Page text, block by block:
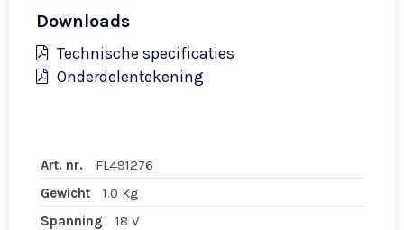
Downloads
Technische specificaties
Onderdelentekening
Art. nr.
FL491276
Gewicht
1.0 Kg
Spanning
18 V